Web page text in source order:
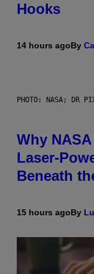
Hooks
14 hours agoBy
PHOTO: NASA; DR
Why
Laser-
Beneath
15 hours agoBy